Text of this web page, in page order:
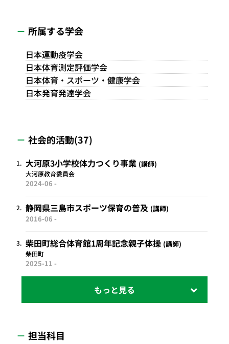
所属する学会
日本運動疫学会
日本体育測定評価学会
日本体育・スポーツ・健康学会
日本発育発達学会
社会的活動(37)
1. 大河原3小学校体力つくり事業 講師
大河原教育委員会
2024-06 -
2. 静岡県三島市スポーツ保育の普及 講師
2016-06 -
3. 柴田町総合体育館1周年記念親子体操 講師
柴田町
2025-11 -
担当科目